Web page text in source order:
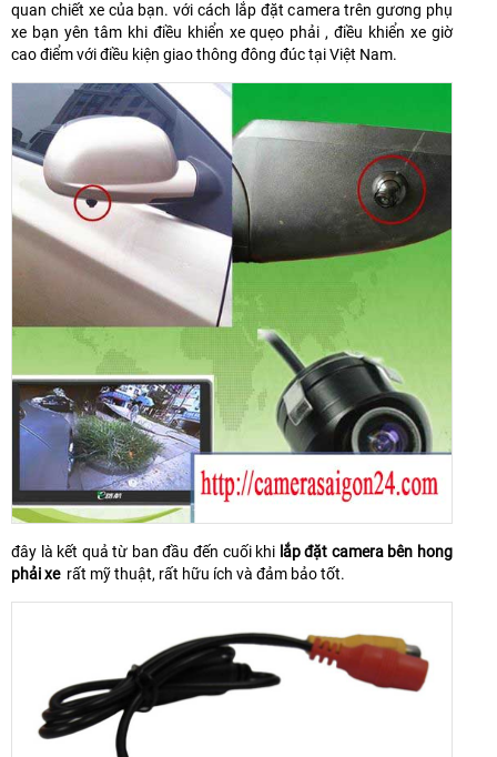
quan chiết xe của bạn. với cách lắp đặt camera trên gương phụ
xe bạn yên tâm khi điều khiển xe quẹo phải , điều khiển xe giờ
cao điểm với điều kiện giao thông đông đúc tại Việt Nam.
đây là kết quả từ ban đầu đến cuối khi lắp đặt camera bên hong
phải xerất mỹ thuật, rất hữu ích và đảm bảo tốt.